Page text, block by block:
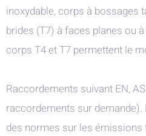
inoxydable, corps à bossages
brides (T7) à faces planes ou
corps T4 et T7 permettent le
Raccordements suivant EN,
raccordements sur demande).
des normes sur les émissions